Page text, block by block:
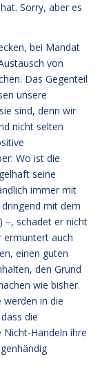
Sorry, aber es
bei Mandat
von
Das Gegenteil
unsere
sind, denn wir
nicht selten
Wo ist die
seine
immer mit
mit dem
–, schadet er nicht
ermuntert auch
einen guten
den Grund
wie bisher.
in die
die
Handeln ihre